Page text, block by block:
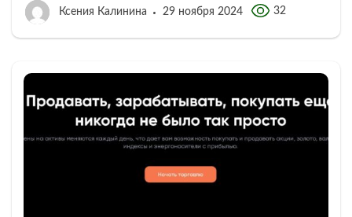
Ксения Калинина 29 ноября 2024 32